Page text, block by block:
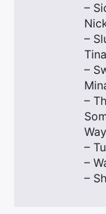
–
–
–
–
–
–
–